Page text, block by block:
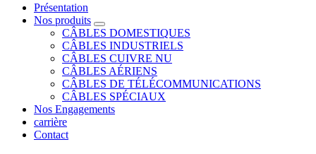
Présentation
Nos produits
CÂBLES DOMESTIQUES
CÂBLES INDUSTRIELS
CÂBLES CUIVRE NU
CÂBLES AÉRIENS
CÂBLES DE TÉLÉCOMMUNICATIONS
CÂBLES SPÉCIAUX
Nos Engagements
carrière
Contact